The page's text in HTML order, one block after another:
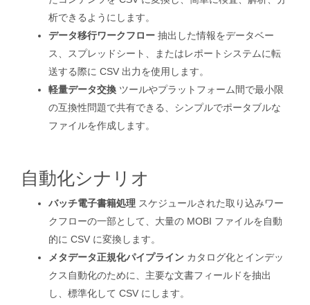
析できるようにします。
データ移行ワークフロー 抽出した情報をデータベー
ス、スプレッドシート、またはレポートシステムに転
送する際に CSV 出力を使用します。
軽量データ交換 ツールやプラットフォーム間で最小限
の互換性問題で共有できる、シンプルでポータブルな
ファイルを作成します。
自動化シナリオ
バッチ電子書籍処理 スケジュールされた取り込みワー
クフローの一部として、大量の MOBI ファイルを自動
的に CSV に変換します。
メタデータ正規化パイプライン カタログ化とインデッ
クス自動化のために、主要な文書フィールドを抽出
し、標準化して CSV にします。